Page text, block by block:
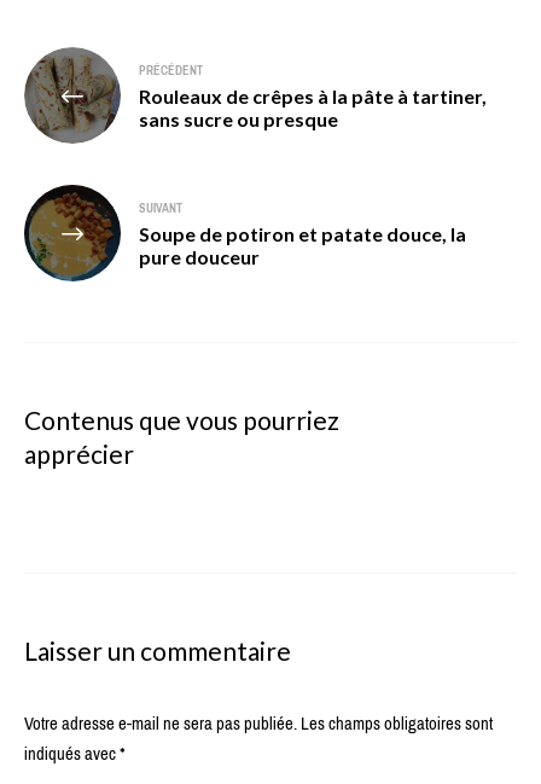
Navigation
de
l’article
PRÉCÉDENT
Rouleaux de crêpes à la pâte à tartiner,
sans sucre ou presque
SUIVANT
Soupe de potiron et patate douce, la
pure douceur
Contenus que vous pourriez
apprécier
Laisser un commentaire
Votre adresse e-mail ne sera pas publiée.Les champs obligatoires sont
indiqués avec*